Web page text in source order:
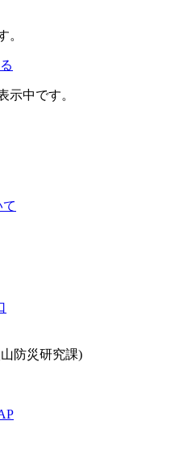
。
示中です。
防災研究課)